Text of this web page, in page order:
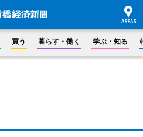
買う 暮らす・働く 学ぶ・知る